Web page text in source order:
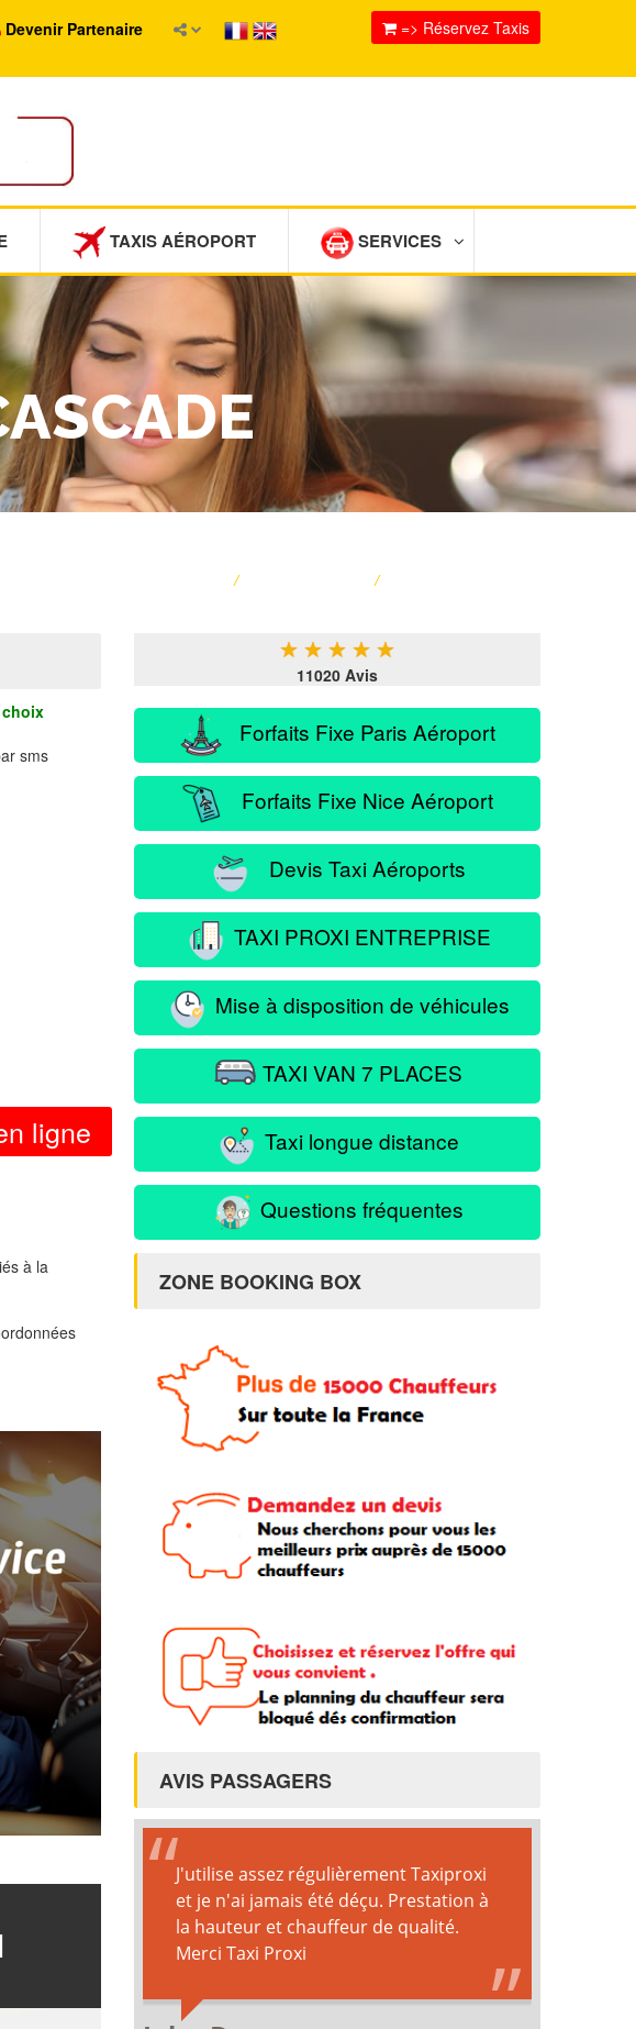
Devenir Partenaire => Réservez Taxis
TAXIS AÉROPORT SERVICES
/ /
sms
ligne
à la
★ ★ ★ ★ ★
11020 Avis
Forfaits Fixe Paris Aéroport
Forfaits Fixe Nice Aéroport
Devis Taxi Aéroports
TAXI PROXI ENTREPRISE
Mise à disposition de véhicules
TAXI VAN 7 PLACES
Taxi longue distance
Questions fréquentes
ZONE BOOKING BOX
AVIS PASSAGERS